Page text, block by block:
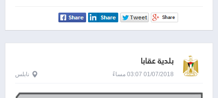
بلدية عقابا
01/07/2018 03:07 مساءً نابلس